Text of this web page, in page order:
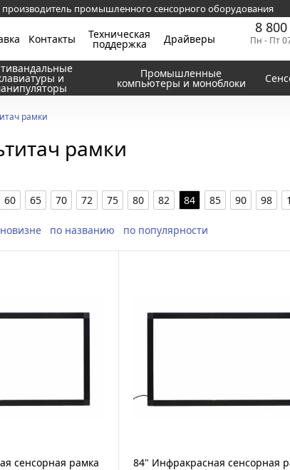
производитель промышленного сенсорного оборудования
Контакты Техническая
поддержка Драйверы
8
Пн - Пт
и Промышленные
компьютеры и моноблоки
рамки
рамки
60 65 70 72 75 80 82 84 85 90 98
по названию по популярности
сенсорная рамка
84" Инфракрасная сенсорная